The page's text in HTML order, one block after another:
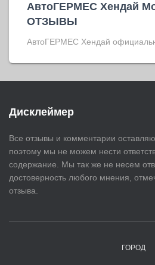
АвтоГЕРМЕС Хендай
ОТЗЫВЫ
АвтоГЕРМЕС Хендай
Дисклеймер
Все отзывы и комментарии
поэтому мы не можем нести
содержание. Мы так же не несем
достоверность любого мнения,
отзыва.
ГОРОД